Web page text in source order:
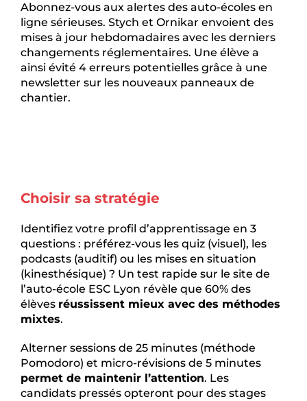
Abonnez-vous aux alertes des auto-écoles en
ligne sérieuses. Stych et Ornikar envoient des
mises à jour hebdomadaires avec les derniers
changements réglementaires. Une élève a
ainsi évité 4 erreurs potentielles grâce à une
newsletter sur les nouveaux panneaux de
chantier.
Choisir sa stratégie
Identifiez votre profil d’apprentissage en 3
questions : préférez-vous les quiz (visuel), les
podcasts (auditif) ou les mises en situation
(kinesthésique) ? Un test rapide sur le site de
l’auto-école ESC Lyon révèle que 60% des
élèves réussissent mieux avec des méthodes
mixtes.
Alterner sessions de 25 minutes (méthode
Pomodoro) et micro-révisions de 5 minutes
permet de maintenir l’attention. Les
candidats pressés opteront pour des stages